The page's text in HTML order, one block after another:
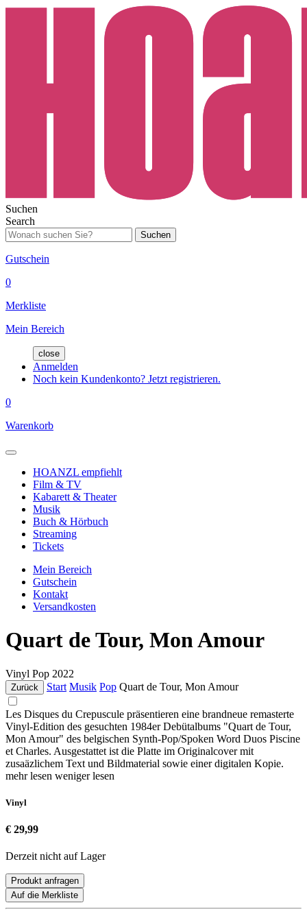
Suchen
Search
Suchen
Gutschein
0
Merkliste
Mein Bereich
close
Anmelden
Noch kein Kundenkonto? Jetzt registrieren.
0
Warenkorb
HOANZL empfiehlt
Film & TV
Kabarett & Theater
Musik
Buch & Hörbuch
Streaming
Tickets
Mein Bereich
Gutschein
Kontakt
Versandkosten
Quart de Tour, Mon Amour
Vinyl Pop 2022
Zurück Start Musik Pop Quart de Tour, Mon Amour
Les Disques du Crepuscule präsentieren eine brandneue remasterte
Vinyl-Edition des gesuchten 1984er Debütalbums "Quart de Tour,
Mon Amour" des belgischen Synth-Pop/Spoken Word Duos Piscine
et Charles. Ausgestattet ist die Platte im Originalcover mit
zusaäzlichem Text und Bildmaterial sowie einer digitalen Kopie.
mehr lesen weniger lesen
Vinyl
€ 29,99
Derzeit nicht auf Lager
Produkt anfragen
Auf die Merkliste